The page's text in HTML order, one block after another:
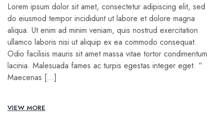
Lorem ipsum dolor sit amet, consectetur adipiscing elit, sed
do eiusmod tempor incididunt ut labore et dolore magna
aliqua. Ut enim ad minim veniam, quis nostrud exercitation
ullamco laboris nisi ut aliquip ex ea commodo consequat.
Odio facilisis mauris sit amet massa vitae tortor condimentum
lacinia. Malesuada fames ac turpis egestas integer eget. “
Maecenas […]
VIEW MORE